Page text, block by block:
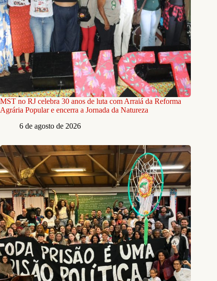
MST no RJ celebra 30 anos de luta com Arraiá da Reforma
Agrária Popular e encerra a Jornada da Natureza
6 de agosto de 2026